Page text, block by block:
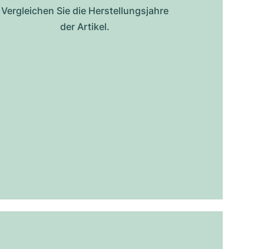
Vergleichen Sie die Herstellungsjahre
der Artikel.